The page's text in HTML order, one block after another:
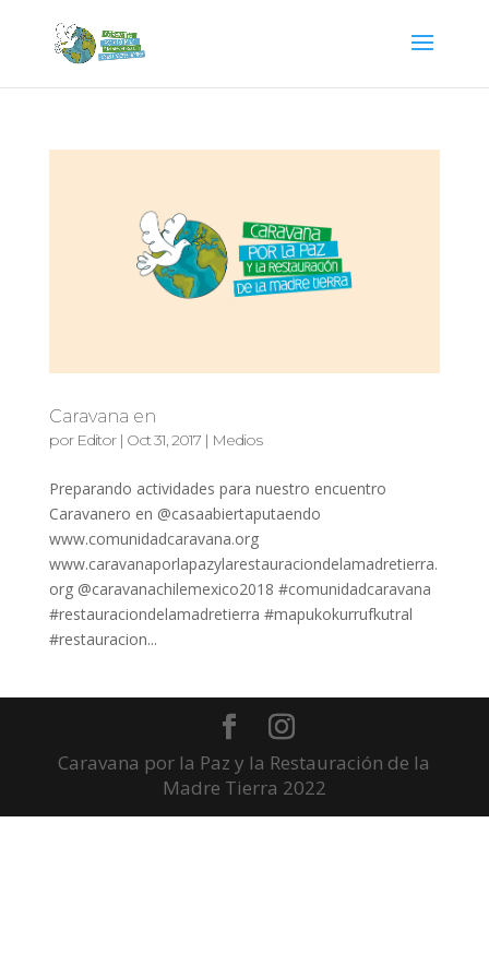
Caravana en
por Editor| Oct 31, 2017| Medios
Preparando actividades para nuestro encuentro
Caravanero en @casaabiertaputaendo
www.comunidadcaravana.org
www.caravanaporlapazylarestauraciondelamadretierra.
org @caravanachilemexico2018 #comunidadcaravana
#restauraciondelamadretierra #mapukokurrufkutral
#restauracion...
Caravana por la Paz y la Restauración de la
Madre Tierra 2022